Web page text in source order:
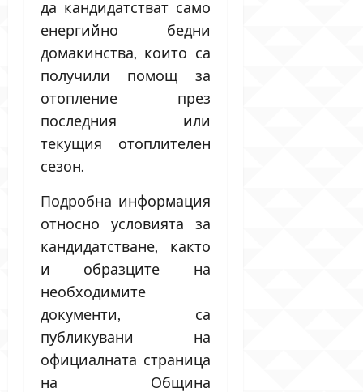
да кандидатстват само
енергийно бедни
домакинства, които са
получили помощ за
отопление през
последния или
текущия отоплителен
сезон.
Подробна информация
относно условията за
кандидатстване, както
и образците на
необходимите
документи, са
публикувани на
официалната страница
на Община